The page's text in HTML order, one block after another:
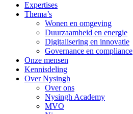
Expertises
Thema’s
Wonen en omgeving
Duurzaamheid en energie
Digitalisering en innovatie
Governance en compliance
Onze mensen
Kennisdeling
Over Nysingh
Over ons
Nysingh Academy
MVO